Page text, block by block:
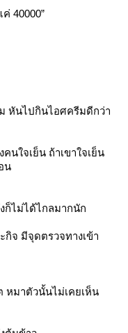
40000”
หันไปกินไอศครีมดีกว่า
นใจเย็น ถ้าเขาใจเย็น
น
ก็ไม่ได้ไกลมากนัก
จ มีจุดตรวจทางเข้า
หมาตัวนั้นไม่เคยเห็น